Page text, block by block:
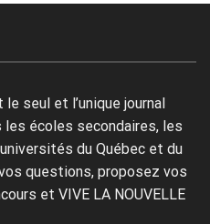
le seul et l’unique journal
écoles secondaires, les
du Québec et du
questions, proposez vos
et VIVE LA NOUVELLE